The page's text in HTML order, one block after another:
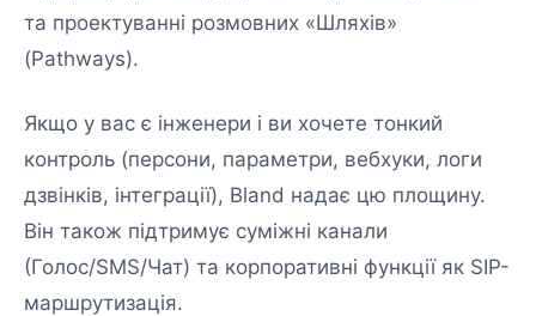
та проектуванні розмовних «Шляхів»
(Pathways).
Якщо у вас є інженери і ви хочете тонкий
контроль (персони, параметри, вебхуки, логи
дзвінків, інтеграції), Bland надає цю площину.
Він також підтримує суміжні канали
(Голос/SMS/Чат) та корпоративні функції як SIP-
маршрутизація.